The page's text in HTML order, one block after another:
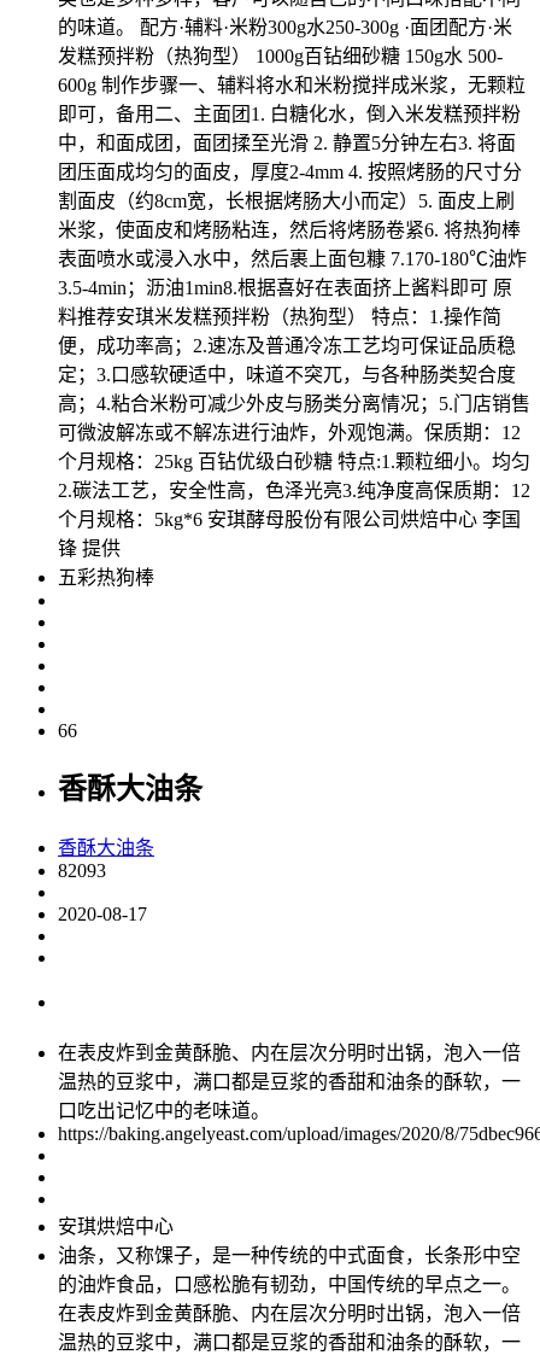
的味道。 配方·辅料·米粉300g水250-300g ·面团配方·米
发糕预拌粉（热狗型） 1000g百钻细砂糖 150g水 500-
600g 制作步骤一、辅料将水和米粉搅拌成米浆，无颗粒
即可，备用二、主面团1. 白糖化水，倒入米发糕预拌粉
中，和面成团，面团揉至光滑 2. 静置5分钟左右3. 将面
团压面成均匀的面皮，厚度2-4mm 4. 按照烤肠的尺寸分
割面皮（约8cm宽，长根据烤肠大小而定）5. 面皮上刷
米浆，使面皮和烤肠粘连，然后将烤肠卷紧6. 将热狗棒
表面喷水或浸入水中，然后裹上面包糠 7.170-180℃油炸
3.5-4min；沥油1min8.根据喜好在表面挤上酱料即可 原
料推荐安琪米发糕预拌粉（热狗型） 特点：1.操作简
便，成功率高；2.速冻及普通冷冻工艺均可保证品质稳
定；3.口感软硬适中，味道不突兀，与各种肠类契合度
高；4.粘合米粉可减少外皮与肠类分离情况；5.门店销售
可微波解冻或不解冻进行油炸，外观饱满。保质期：12
个月规格：25kg 百钻优级白砂糖 特点:1.颗粒细小。均匀
2.碳法工艺，安全性高，色泽光亮3.纯净度高保质期：12
个月规格：5kg*6 安琪酵母股份有限公司烘焙中心 李国
锋 提供
五彩热狗棒
66
香酥大油条
香酥大油条
82093
2020-08-17
在表皮炸到金黄酥脆、内在层次分明时出锅，泡入一倍
温热的豆浆中，满口都是豆浆的香甜和油条的酥软，一
口吃出记忆中的老味道。
https://baking.angelyeast.com/upload/images/2020/8/
安琪烘焙中心
油条，又称馃子，是一种传统的中式面食，长条形中空
的油炸食品，口感松脆有韧劲，中国传统的早点之一。
在表皮炸到金黄酥脆、内在层次分明时出锅，泡入一倍
温热的豆浆中，满口都是豆浆的香甜和油条的酥软，一